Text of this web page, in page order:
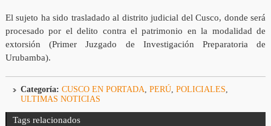
El sujeto ha sido trasladado al distrito judicial del Cusco, donde será
procesado por el delito contra el patrimonio en la modalidad de
extorsión (Primer Juzgado de Investigación Preparatoria de
Urubamba).
Categoría: CUSCO EN PORTADA, PERÚ, POLICIALES,
ULTIMAS NOTICIAS
Tags relacionados